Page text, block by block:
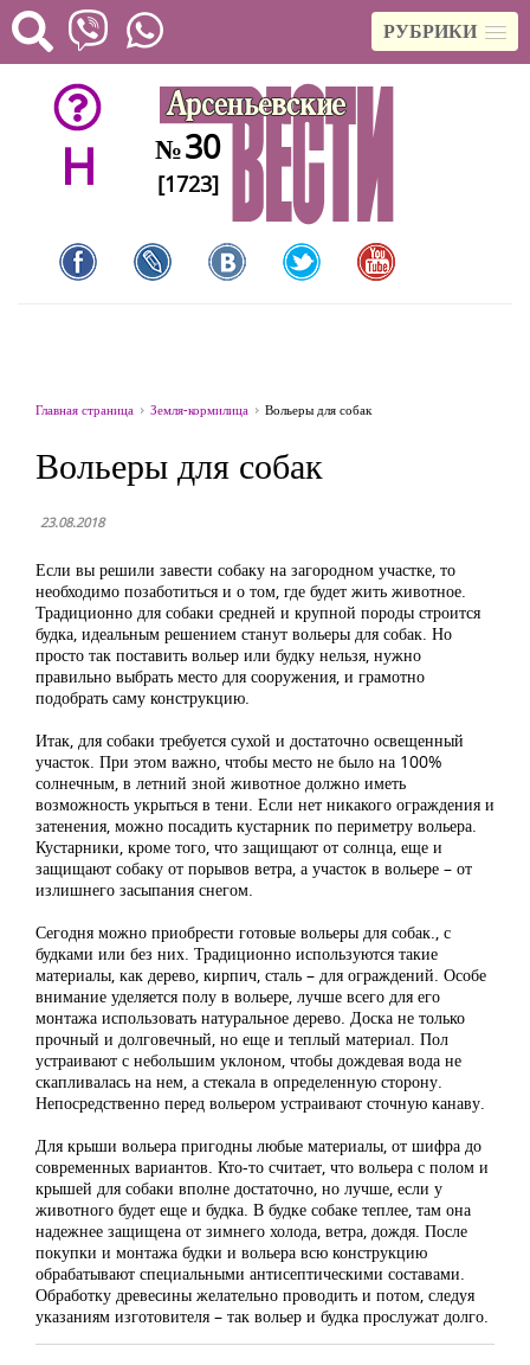
РУБРИКИ
H №30
[1723]
Главная страница Земля-кормилица Вольеры для собак
Вольеры для собак
23.08.2018
Если вы решили завести собаку на загородном участке, то
необходимо позаботиться и о том, где будет жить животное.
Традиционно для собаки средней и крупной породы строится
будка, идеальным решением станут вольеры для собак. Но
просто так поставить вольер или будку нельзя, нужно
правильно выбрать место для сооружения, и грамотно
подобрать саму конструкцию.
Итак, для собаки требуется сухой и достаточно освещенный
участок. При этом важно, чтобы место не было на 100%
солнечным, в летний зной животное должно иметь
возможность укрыться в тени. Если нет никакого ограждения и
затенения, можно посадить кустарник по периметру вольера.
Кустарники, кроме того, что защищают от солнца, еще и
защищают собаку от порывов ветра, а участок в вольере – от
излишнего засыпания снегом.
Сегодня можно приобрести готовые вольеры для собак., с
будками или без них. Традиционно используются такие
материалы, как дерево, кирпич, сталь – для ограждений. Особе
внимание уделяется полу в вольере, лучше всего для его
монтажа использовать натуральное дерево. Доска не только
прочный и долговечный, но еще и теплый материал. Пол
устраивают с небольшим уклоном, чтобы дождевая вода не
скапливалась на нем, а стекала в определенную сторону.
Непосредственно перед вольером устраивают сточную канаву.
Для крыши вольера пригодны любые материалы, от шифра до
современных вариантов. Кто-то считает, что вольера с полом и
крышей для собаки вполне достаточно, но лучше, если у
животного будет еще и будка. В будке собаке теплее, там она
надежнее защищена от зимнего холода, ветра, дождя. После
покупки и монтажа будки и вольера всю конструкцию
обрабатывают специальными антисептическими составами.
Обработку древесины желательно проводить и потом, следуя
указаниям изготовителя – так вольер и будка прослужат долго.